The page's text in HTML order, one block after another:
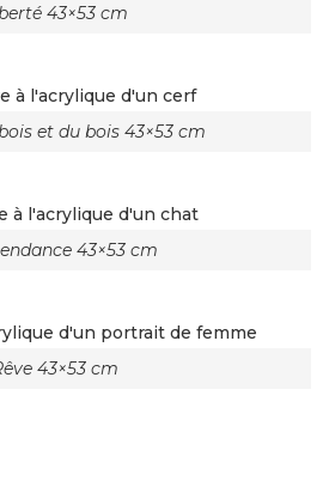
43×53 cm
et du bois 43×53 cm
43×53 cm
43×53 cm